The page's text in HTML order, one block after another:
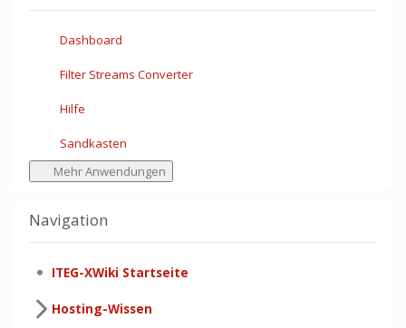
Dashboard
Filter Streams Converter
Hilfe
Sandkasten
Mehr Anwendungen
Navigation
ITEG-XWiki Startseite
Hosting-Wissen